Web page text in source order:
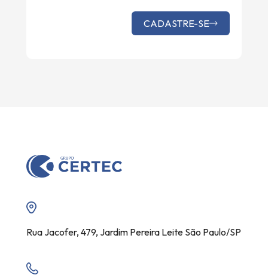
CADASTRE-SE
Rua Jacofer, 479, Jardim Pereira Leite São Paulo/SP